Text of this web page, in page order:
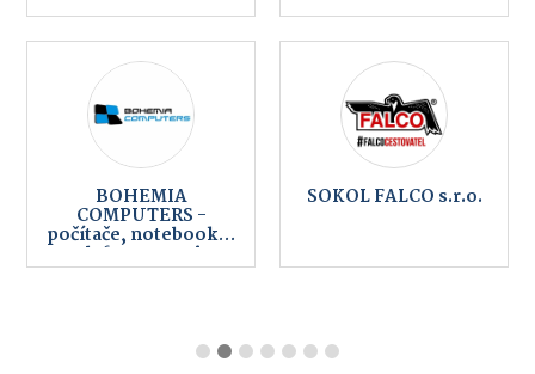
BOHEMIA
COMPUTERS -
počítače, notebooky,
telefony, servis,
internet
SOKOL FALCO s.r.o.